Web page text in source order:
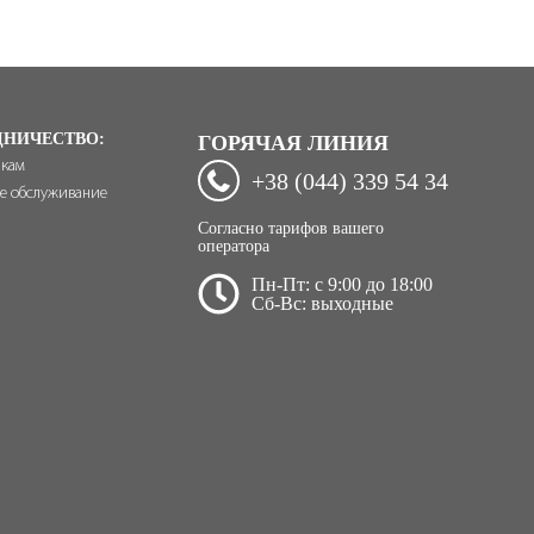
обслуживание
ГОРЯЧАЯ ЛИНИЯ
+38 (044) 339 54 34
Согласно тарифов вашего
оператора
Пн-Пт: c 9:00 до 18:00
Сб-Вс: выходные